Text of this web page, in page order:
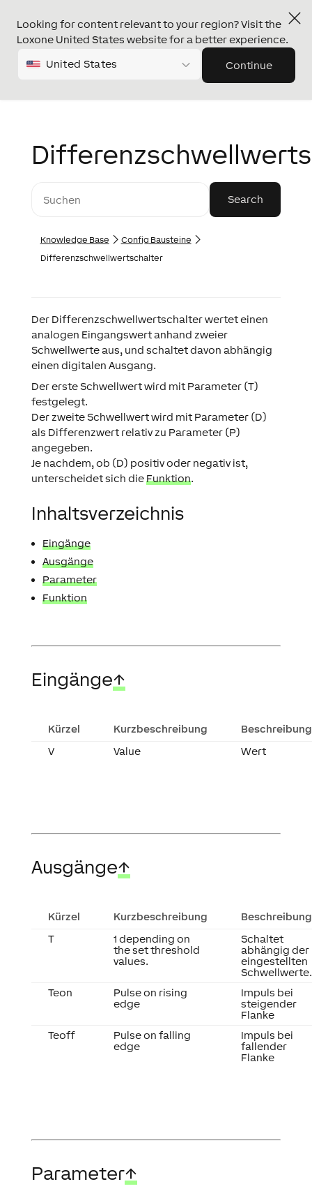
Looking for content relevant to your region? Visit the
Loxone United States website for a better experience.
United States Continue
Knowledge Base
Config Bausteine
Differenzschwellwertschalter
Der Differenzschwellwertschalter wertet einen
analogen Eingangswert anhand zweier
Schwellwerte aus, und schaltet davon abhängig
einen digitalen Ausgang.
Der erste Schwellwert wird mit Parameter (T)
festgelegt.
Der zweite Schwellwert wird mit Parameter (D)
als Differenzwert relativ zu Parameter (P)
angegeben.
Je nachdem, ob (D) positiv oder negativ ist,
unterscheidet sich dieFunktion.
Inhaltsverzeichnis
Eingänge
Ausgänge
Parameter
Funktion
Eingänge↑
Kürzel Kurzbeschreibung
Beschreibung
V
Value Wert
Ausgänge↑
Kürzel Kurzbeschreibung
Beschreibung
T
1 depending on
the set threshold
values.
Schaltet
abhängig der
eingestellten
Schwellwerte.
Teon
Pulse on rising
edge
Impuls bei
steigender
Flanke
Teoff
Pulse on falling
edge
Impuls bei
fallender
Flanke
Parameter↑